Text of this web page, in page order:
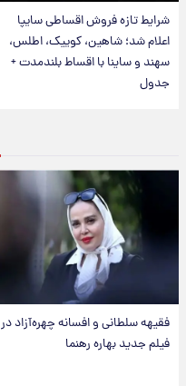
شرایط تازه فروش اقساطی سایپا
اعلام شد؛ شاهین، کوییک، اطلس،
سهند و ساینا با اقساط بلندمدت +
جدول
فقیهه سلطانی و افسانه چهره‌آزاد در
فیلم جدید بهاره رهنما